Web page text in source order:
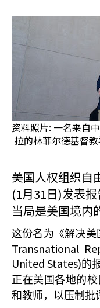
资料照片: 一名来自
拉的林菲尔德基督
美国人权组织自
(1月 31 日 )发表报
当局是美国境内
这份名为《解决美
Transnational
United States)的
正在美国各地的
和教师，以压制批